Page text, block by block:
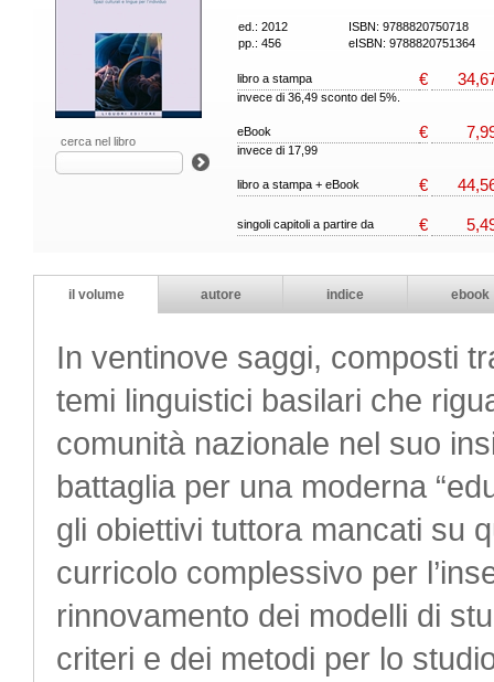
cerca nel libro
ed.: 2012
ISBN: 9788820750718
pp.: 456
eISBN: 9788820751364
libro a stampa €
invece di 36,49 sconto del 5%.
eBook €
invece di 17,99
libro a stampa + eBook €
singoli capitoli a partire da €
il volume autore indice ebook
In ventinove saggi, composti
temi linguistici basilari che
comunità nazionale nel suo
battaglia per una moderna
gli obiettivi tuttora mancati su
curricolo complessivo per
rinnovamento dei modelli di
criteri e dei metodi per lo